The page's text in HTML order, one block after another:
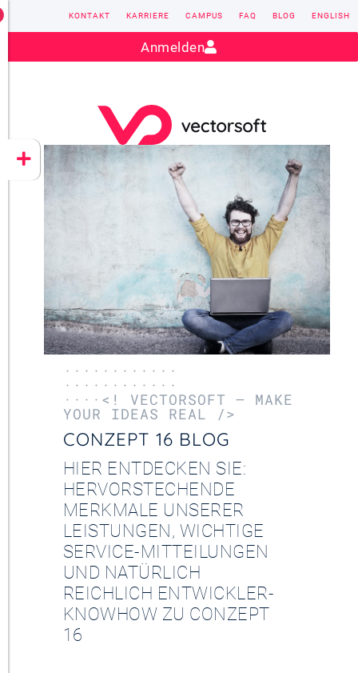
CONZEPT 16
YEET
Kontakt:sales@vectorsoft.de
KONTAKT KARRIERE CAMPUS FAQ BLOG ENGLISH
Anmelden
············
············
····<! VECTORSOFT – MAKE
YOUR IDEAS REAL />
CONZEPT 16 BLOG
HIER ENTDECKEN SIE:
HERVORSTECHENDE
MERKMALE UNSERER
LEISTUNGEN, WICHTIGE
SERVICE-MITTEILUNGEN
UND NATÜRLICH
REICHLICH ENTWICKLER-
KNOWHOW ZU CONZEPT
16